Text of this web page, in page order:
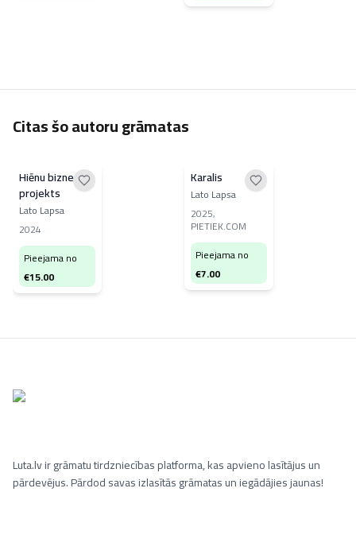
Citas šo autoru grāmatas
Hiēnu biznesa
projekts
Lato Lapsa
2024
Pieejama no
€15.00
Karalis
Lato Lapsa
2025,
PIETIEK.COM
Pieejama no
€7.00
Luta.lv ir grāmatu tirdzniecības platforma, kas apvieno lasītājus un
pārdevējus. Pārdod savas izlasītās grāmatas un iegādājies jaunas!